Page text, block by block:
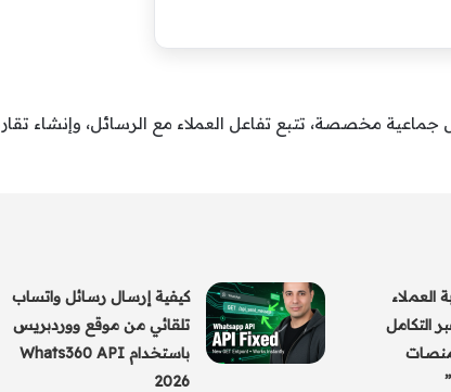
جماعية مخصصة، تتبع تفاعل العملاء مع الرسائل، وإنشاء
العملاء
التكامل
360 ومنصات
كيفية إرسال رسائل واتساب
تلقائي من موقع ووردبريس
باستخدام Whats360 API
2026